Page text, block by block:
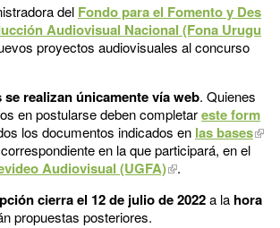
del Fondo para el Fomento y Des
Audiovisual Nacional (Fona Urugu
proyectos audiovisuales al concurso
realizan únicamente vía web. Quienes
en postularse deben completareste form
los documentos indicados en las bases
en la que participará, en el
Audiovisual (UGFA)
.
cierra el 12 de julio de 2022a la hora
propuestas posteriores.